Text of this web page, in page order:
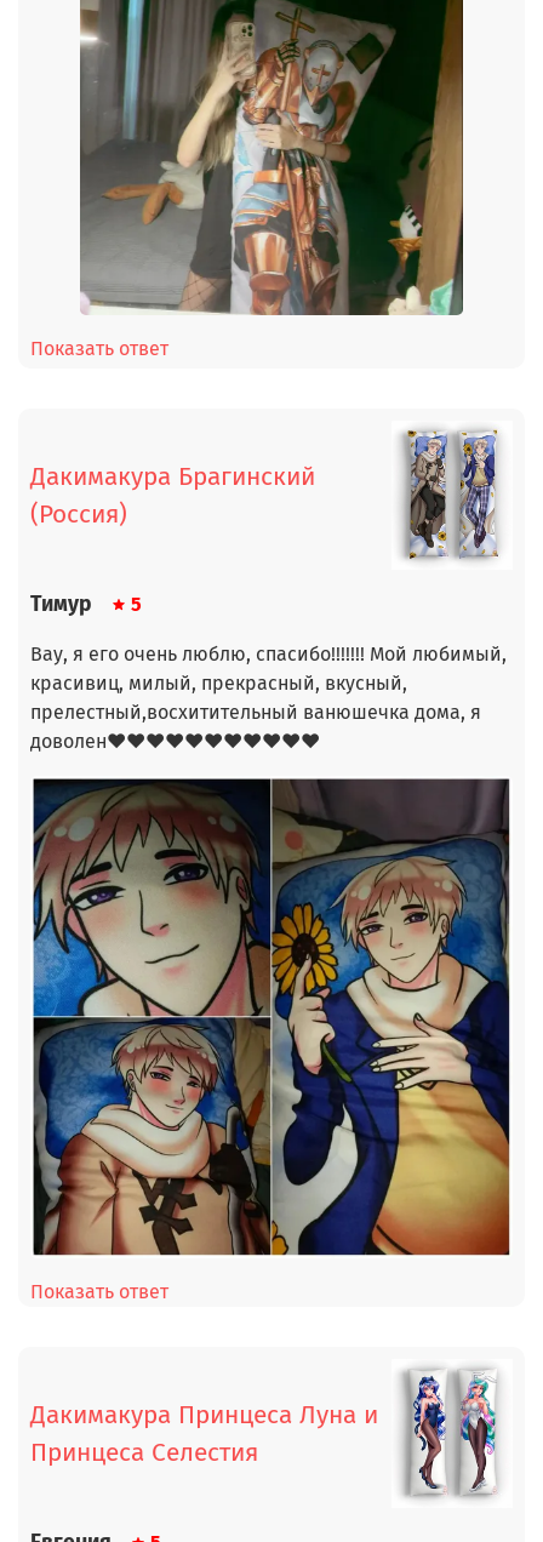
Показать ответ
Дакимакура Брагинский
(Россия)
Тимур 5
Вау, я его очень люблю, спасибо!!!!!!! Мой любимый,
красивиц, милый, прекрасный, вкусный,
прелестный,восхитительный ванюшечка дома, я
доволен❤❤❤❤❤❤❤❤❤❤❤
Показать ответ
Дакимакура Принцеса Луна и
Принцеса Селестия